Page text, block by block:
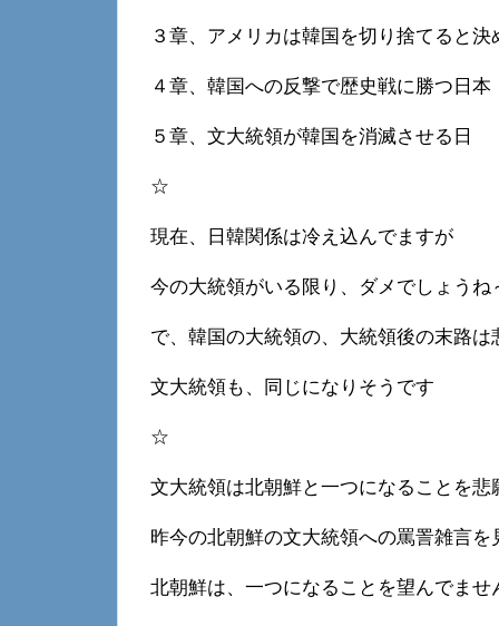
３章、アメリカは韓国を切り捨てると決
４章、韓国への反撃で歴史戦に勝つ日本
５章、文大統領が韓国を消滅させる日
☆
現在、日韓関係は冷え込んでますが
今の大統領がいる限り、ダメでしょうね
で、韓国の大統領の、大統領後の末路は
文大統領も、同じになりそうです
☆
文大統領は北朝鮮と一つになることを悲
昨今の北朝鮮の文大統領への罵詈雑言を
北朝鮮は、一つになることを望んでませ